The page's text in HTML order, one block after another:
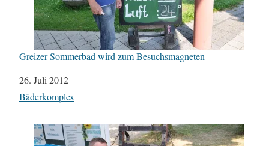
Greizer Sommerbad wird zum Besuchsmagneten
Datum
26. Juli 2012
In Bezug auf
Bäderkomplex